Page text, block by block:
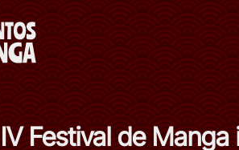
IV Festival de Manga